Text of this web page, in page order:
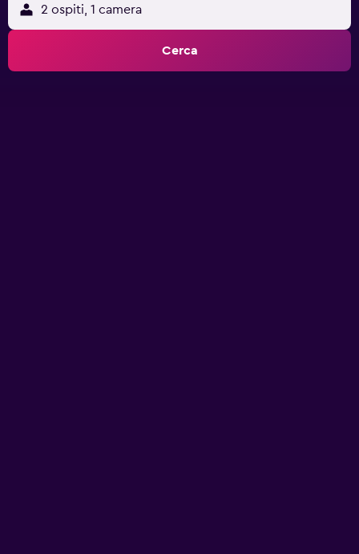
2 ospiti, 1 camera
Cerca